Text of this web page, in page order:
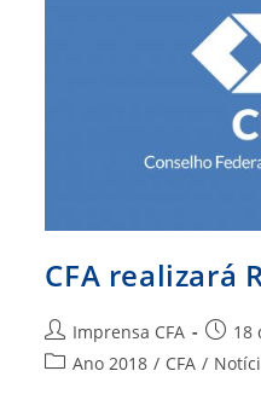
CFA realizará
Autor
do
Imprensa CFA
Post18
Categoria
Ano 2018 / CFA /